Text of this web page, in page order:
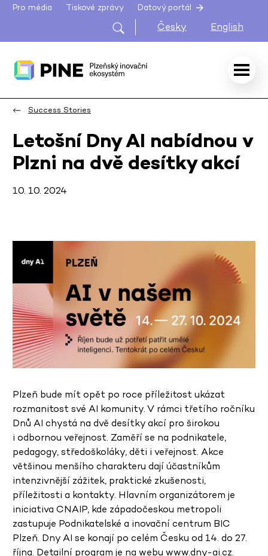
Pro média Tiskové zprávy Datový portál
Česky English
Success Stories
Letošní Dny AI nabídnou v
Plzni na dvě desítky akcí
10. 10. 2024
Plzeň bude mít opět po roce příležitost ukázat
rozmanitost své AI komunity. V rámci třetího ročníku
Dnů AI chystá na dvě desítky akcí pro širokou
i odbornou veřejnost. Zaměří se na podnikatele,
pedagogy, středoškoláky, děti i veřejnost. Akce
většinou menšího charakteru dají účastníkům
intenzivnější zážitek, praktické zkušenosti,
příležitosti a kontakty. Hlavním organizátorem je
iniciativa CNAIP, kde západočeskou metropoli
zastupuje Podnikatelské a inovační centrum BIC
Plzeň. Dny AI se konají po celém Česku od 14. do 27.
října. Detailní program je na webu www.dny-ai.cz.